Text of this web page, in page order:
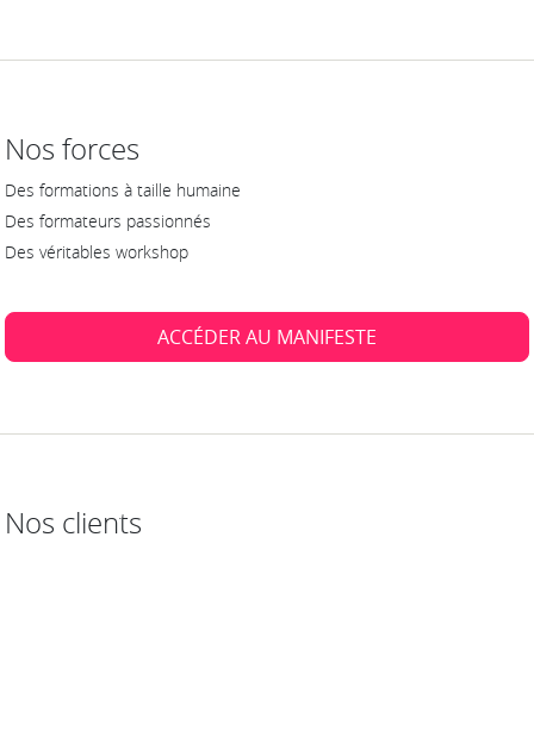
Nos forces
Des formations à taille humaine
Des formateurs passionnés
Des véritables workshop
ACCÉDER AU MANIFESTE
Nos clients